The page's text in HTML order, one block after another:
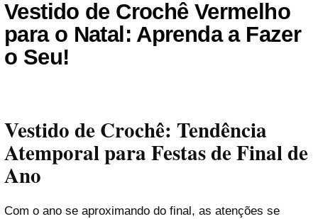
Vestido de Crochê Vermelho
para o Natal: Aprenda a Fazer
o Seu!
Vestido de Crochê: Tendência
Atemporal para Festas de Final de
Ano
Com o ano se aproximando do final, as atenções se